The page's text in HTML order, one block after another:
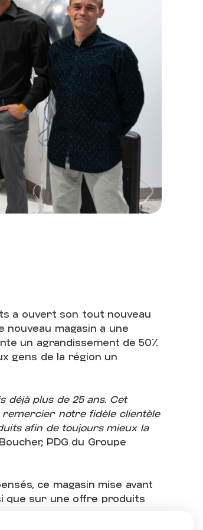
a ouvert son tout nouveau
nouveau magasin a une
un agrandissement de 50%
gens de la région un
déjà plus de 25 ans. Cet
remercier notre fidèle clientèle
afin de toujours mieux la
PDG du Groupe
ce magasin mise avant
que sur une offre produits